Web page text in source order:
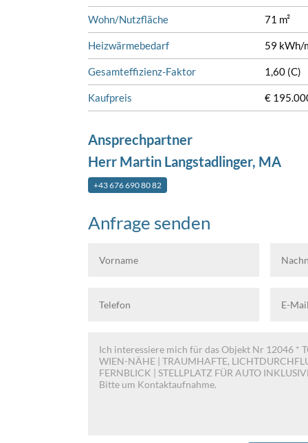
Wohn/Nutzfläche 71 m²
Heizwärmebedarf 59 kWh/
Gesamteffizienz-Faktor 1,60 (C)
Kaufpreis €
Ansprechpartner
Herr Martin Langstadlinger, MA
+43 676 690 80 82
Anfrage senden